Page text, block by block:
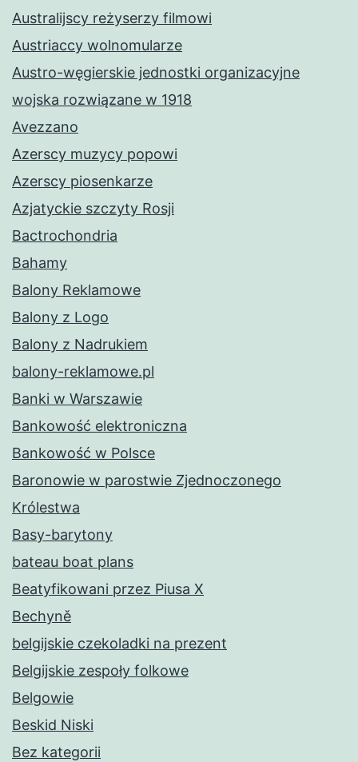
Australijscy reżyserzy filmowi
Austriaccy wolnomularze
Austro-węgierskie jednostki organizacyjne
wojska rozwiązane w 1918
Avezzano
Azerscy muzycy popowi
Azerscy piosenkarze
Azjatyckie szczyty Rosji
Bactrochondria
Bahamy
Balony Reklamowe
Balony z Logo
Balony z Nadrukiem
balony-reklamowe.pl
Banki w Warszawie
Bankowość elektroniczna
Bankowość w Polsce
Baronowie w parostwie Zjednoczonego
Królestwa
Basy-barytony
bateau boat plans
Beatyfikowani przez Piusa X
Bechyně
belgijskie czekoladki na prezent
Belgijskie zespoły folkowe
Belgowie
Beskid Niski
Bez kategorii